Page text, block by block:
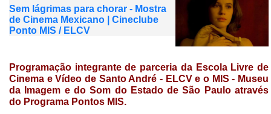
Sem lágrimas para chorar - Mostra
de Cinema Mexicano | Cineclube
Ponto MIS / ELCV
Programação integrante de parceria da Escola Livre de
Cinema e Vídeo de Santo André - ELCV e o MIS - Museu
da Imagem e do Som do Estado de São Paulo através
do Programa Pontos MIS.